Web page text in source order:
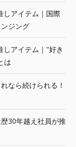
しアイテム｜国際
ジング
しアイテム｜"好き
は
なら続けられる！
30年越え社員が推